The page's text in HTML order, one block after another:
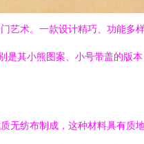
艺术。一款设计精巧、功能
其小熊图案、小号带盖的版本
无纺布制成，这种材料具有